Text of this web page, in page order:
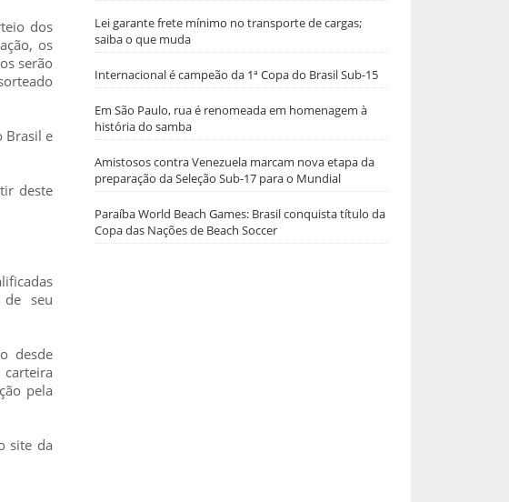
dos
os
serão
Brasil e
deste
seu
desde
pela
site da
Lei garante frete mínimo no transporte de cargas;
saiba o que muda
Internacional é campeão da 1ª Copa do Brasil Sub-15
Em São Paulo, rua é renomeada em homenagem à
história do samba
Amistosos contra Venezuela marcam nova etapa da
preparação da Seleção Sub-17 para o Mundial
Paraíba World Beach Games: Brasil conquista título da
Copa das Nações de Beach Soccer